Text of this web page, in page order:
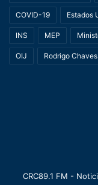
COVID-19 Estados
INS MEP
OIJ Rodrigo
CRC89.1 FM -